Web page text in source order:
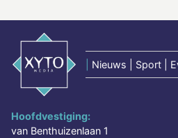
Nieuws | Sport |
Hoofdvestiging:
van Benthuizenlaan 1